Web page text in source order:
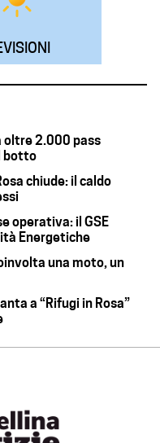
oltre 2.000 pass
botto
chiude: il caldo
operativa: il GSE
Energetiche
una moto, un
a “Rifugi in Rosa”